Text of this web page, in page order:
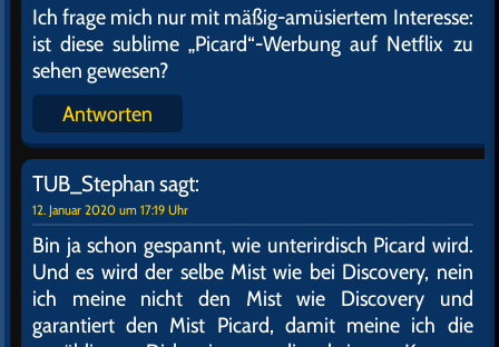
Ich frage mich nur mit mäßig-amüsiertem Interesse:
ist diese sublime „Picard“-Werbung auf Netflix zu
sehen gewesen?
Antworten
TUB_Stephansagt:
12. Januar 2020 um 17:19 Uhr
Bin ja schon gespannt, wie unterirdisch Picard wird.
Und es wird der selbe Mist wie bei Discovery, nein
ich meine nicht den Mist wie Discovery und
garantiert den Mist Picard, damit meine ich die